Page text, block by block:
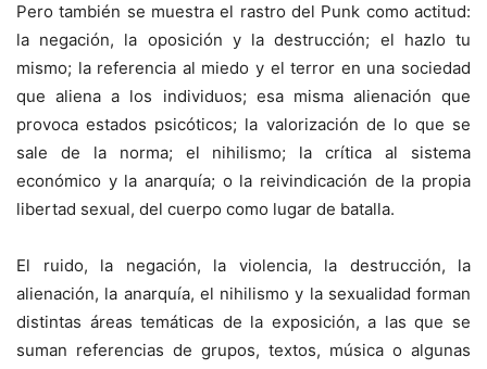
Pero también se muestra el rastro del Punk como actitud:
la negación, la oposición y la destrucción; el hazlo tu
mismo; la referencia al miedo y el terror en una sociedad
que aliena a los individuos; esa misma alienación que
provoca estados psicóticos; la valorización de lo que se
sale de la norma; el nihilismo; la crítica al sistema
económico y la anarquía; o la reivindicación de la propia
libertad sexual, del cuerpo como lugar de batalla.
El ruido, la negación, la violencia, la destrucción, la
alienación, la anarquía, el nihilismo y la sexualidad forman
distintas áreas temáticas de la exposición, a las que se
suman referencias de grupos, textos, música o algunas